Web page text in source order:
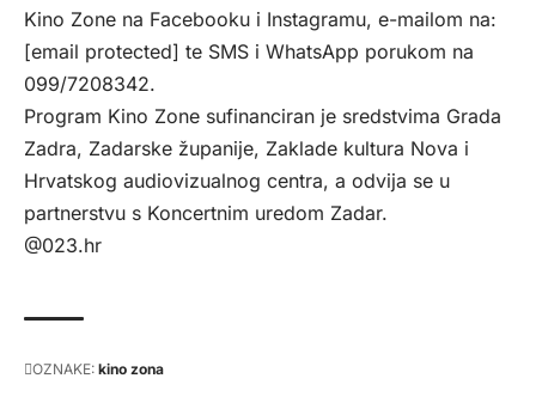
Kino Zone na Facebooku i Instagramu, e-mailom na:
[email protected] te SMS i WhatsApp porukom na
099/7208342.
Program Kino Zone sufinanciran je sredstvima Grada
Zadra, Zadarske županije, Zaklade kultura Nova i
Hrvatskog audiovizualnog centra, a odvija se u
partnerstvu s Koncertnim uredom Zadar.
@023.hr
OZNAKE: kino zona